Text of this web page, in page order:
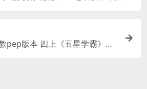
pep版本 四上《五星学霸》英